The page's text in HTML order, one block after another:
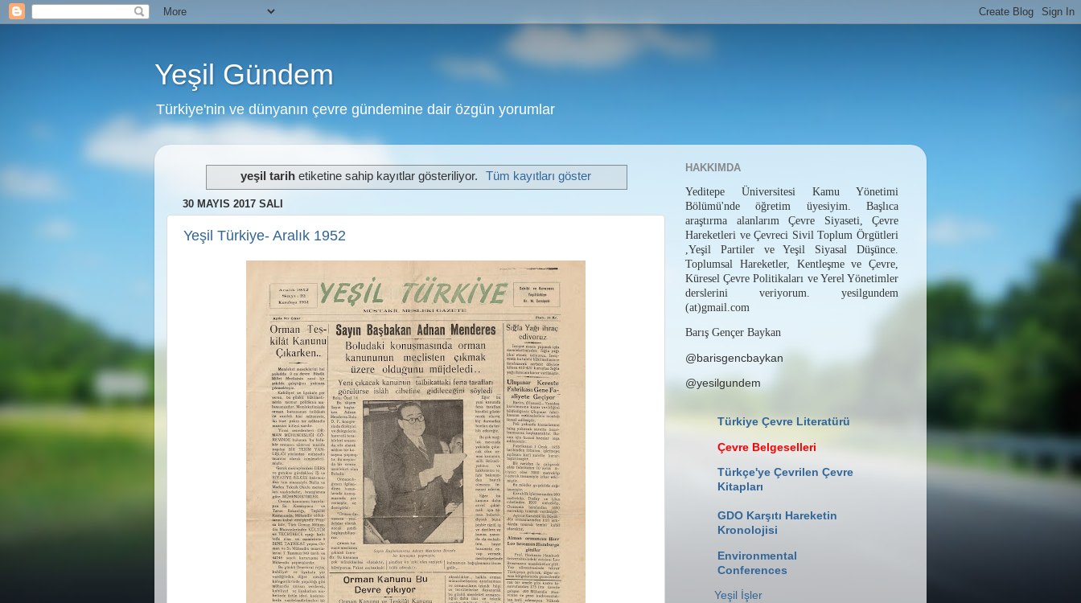
Yeşil Gündem
Türkiye'nin ve dünyanın çevre gündemine dair özgün yorumlar
yeşil tarih etiketine sahip kayıtlar gösteriliyor. Tüm kayıtları göster
30 MAYIS 2017 SALI
Yeşil Türkiye- Aralık 1952
HAKKIMDA
Yeditepe Üniversitesi Kamu Yönetimi
Bölümü'nde öğretim üyesiyim. Başlıca
araştırma alanlarım Çevre Siyaseti, Çevre
Hareketleri ve Çevreci Sivil Toplum Örgütleri
,Yeşil Partiler ve Yeşil Siyasal Düşünce.
Toplumsal Hareketler, Kentleşme ve Çevre,
Küresel Çevre Politikaları ve Yerel Yönetimler
derslerini veriyorum. yesilgundem
(at)gmail.com
Barış Gençer Baykan
@barisgencbaykan
@yesilgundem
Türkiye Çevre Literatürü
Çevre Belgeselleri
Türkçe'ye Çevrilen Çevre
Kitapları
GDO Karşıtı Hareketin
Kronolojisi
Environmental
Conferences
Yeşil İşler